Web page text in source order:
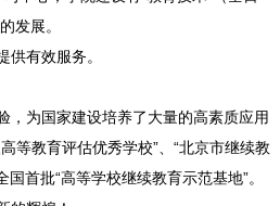
发展。
有效服务。
为国家建设培养了大量的高素质应用
等教育评估优秀学校”、“北京市继续教
首批“高等学校继续教育示范基地”。